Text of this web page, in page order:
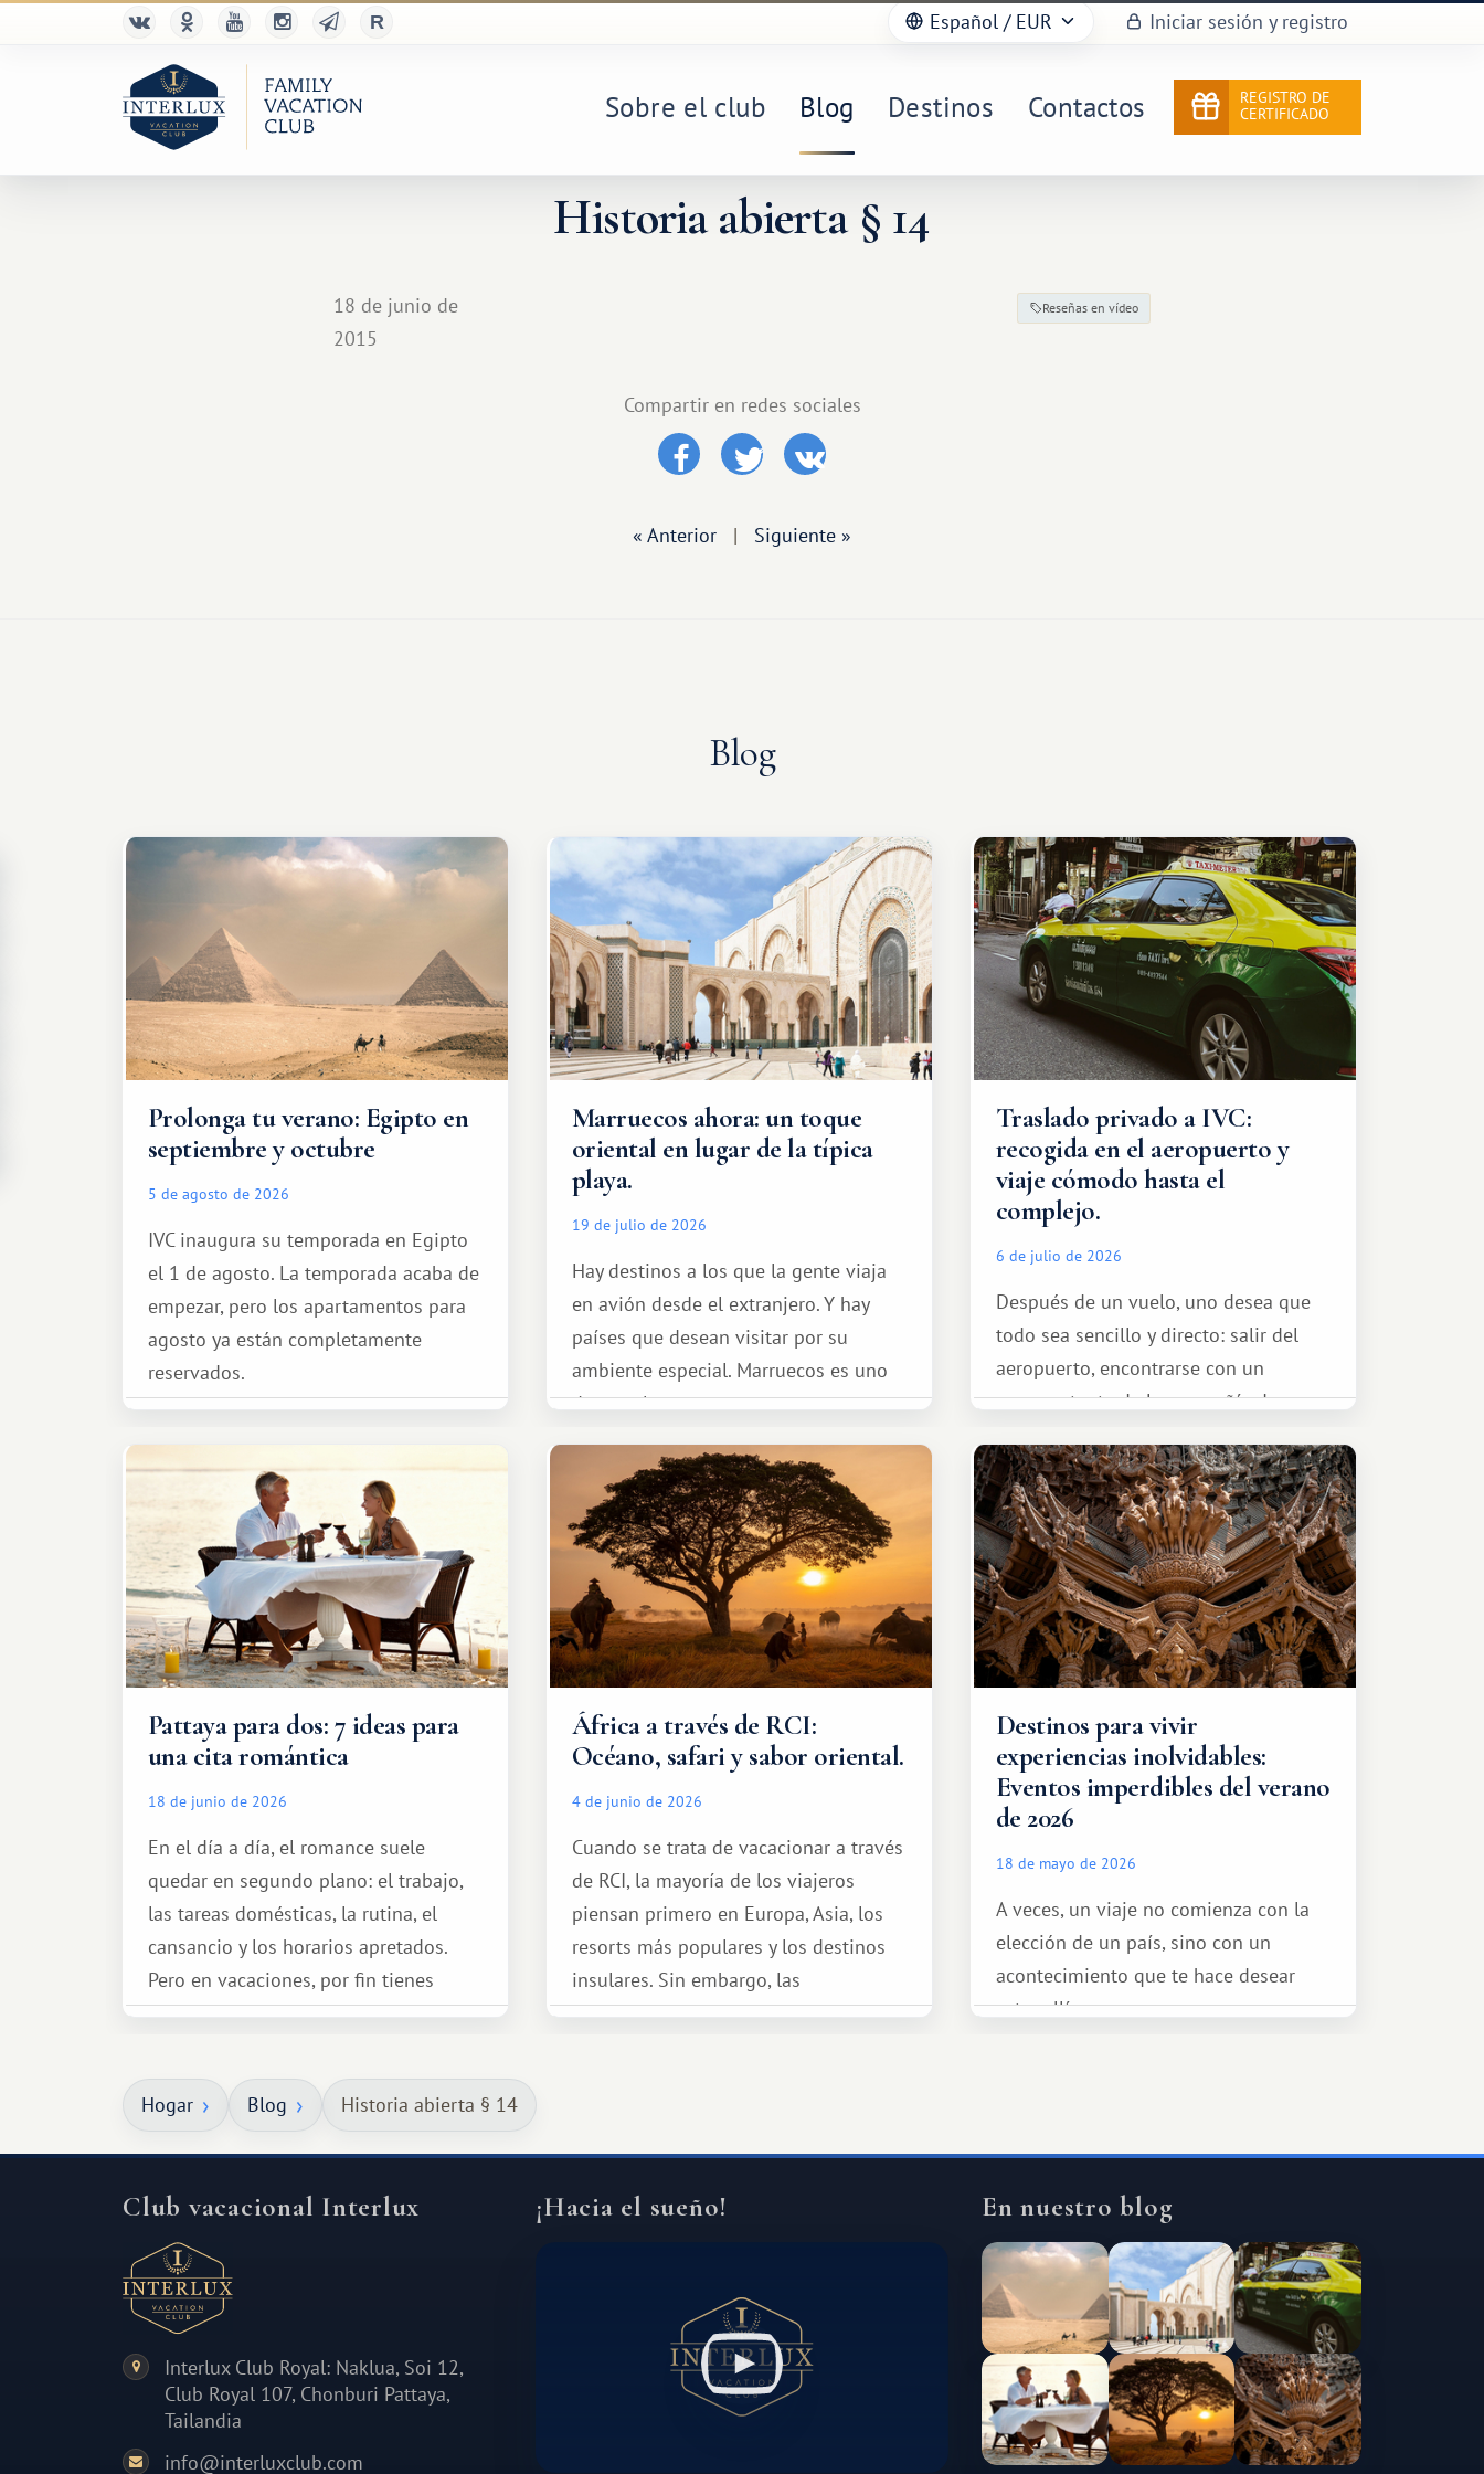
Español / EUR Iniciar sesión y registro
Sobre el club Blog Destinos Contactos
REGISTRO DE
CERTIFICADO
Historia abierta § 14
18 de junio de
2015
Reseñas en vídeo
Compartir en redes sociales
« Anterior | Siguiente »
Blog
Prolonga tu verano: Egipto en
septiembre y octubre
5 de agosto de 2026
IVC inaugura su temporada en Egipto
el 1 de agosto. La temporada acaba de
empezar, pero los apartamentos para
agosto ya están completamente
reservados.
Marruecos ahora: un toque
oriental en lugar de la típica
playa.
19 de julio de 2026
Hay destinos a los que la gente viaja
en avión desde el extranjero. Y hay
países que desean visitar por su
ambiente especial. Marruecos es uno
de esos lugares.
Traslado privado a IVC:
recogida en el aeropuerto y
viaje cómodo hasta el
complejo.
6 de julio de 2026
Después de un vuelo, uno desea que
todo sea sencillo y directo: salir del
aeropuerto, encontrarse con un
representante de la compañía de
tranquilamente hasta el complejo
turístico.
Pattaya para dos: 7 ideas para
una cita romántica
18 de junio de 2026
En el día a día, el romance suele
quedar en segundo plano: el trabajo,
las tareas domésticas, la rutina, el
cansancio y los horarios apretados.
Pero en vacaciones, por fin tienes
espacio para dos y ganas de hacer algo
qué ser algo grandioso, pero sí algo
cálido y memorable.
África a través de RCI:
Océano, safari y sabor oriental.
4 de junio de 2026
Cuando se trata de vacacionar a través
de RCI, la mayoría de los viajeros
piensan primero en Europa, Asia, los
resorts más populares y los destinos
insulares. Sin embargo, las
oportunidades que ofrece el sistema
Destinos para vivir
experiencias inolvidables:
Eventos imperdibles del verano
de 2026
18 de mayo de 2026
A veces, un viaje no comienza con la
elección de un país, sino con un
acontecimiento que te hace desear
estar allí...
Hogar Blog Historia abierta § 14
Club vacacional Interlux
Interlux Club Royal: Naklua, Soi 12,
Club Royal 107, Chonburi Pattaya,
Tailandia
info@interluxclub.com
¡Hacia el sueño! En nuestro blog